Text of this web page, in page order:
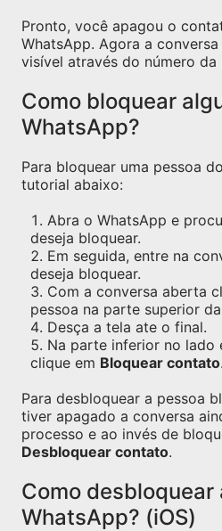
Pronto, você apagou o
WhatsApp. Agora a
visível através do número da
Como bloquear
WhatsApp?
Para bloquear uma pessoa
tutorial abaixo:
Abra o WhatsApp e
deseja bloquear.
Em seguida, entre na
deseja bloquear.
Com a conversa aberta
pessoa na parte superior
Desça a tela ate o final.
Na parte inferior no lado
clique em Bloquear contato.
Para desbloquear a pessoa
tiver apagado a conversa
processo e ao invés de
Desbloquear contato.
Como desbloquear
WhatsApp? (iOS)